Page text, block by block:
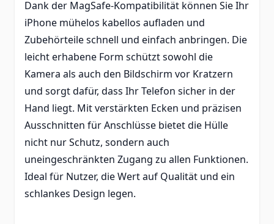
Dank der MagSafe-Kompatibilität können Sie Ihr
iPhone mühelos kabellos aufladen und
Zubehörteile schnell und einfach anbringen. Die
leicht erhabene Form schützt sowohl die
Kamera als auch den Bildschirm vor Kratzern
und sorgt dafür, dass Ihr Telefon sicher in der
Hand liegt. Mit verstärkten Ecken und präzisen
Ausschnitten für Anschlüsse bietet die Hülle
nicht nur Schutz, sondern auch
uneingeschränkten Zugang zu allen Funktionen.
Ideal für Nutzer, die Wert auf Qualität und ein
schlankes Design legen.